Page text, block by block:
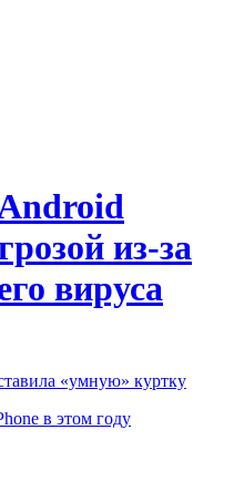
из-за
вируса
«умную» куртку
в этом году